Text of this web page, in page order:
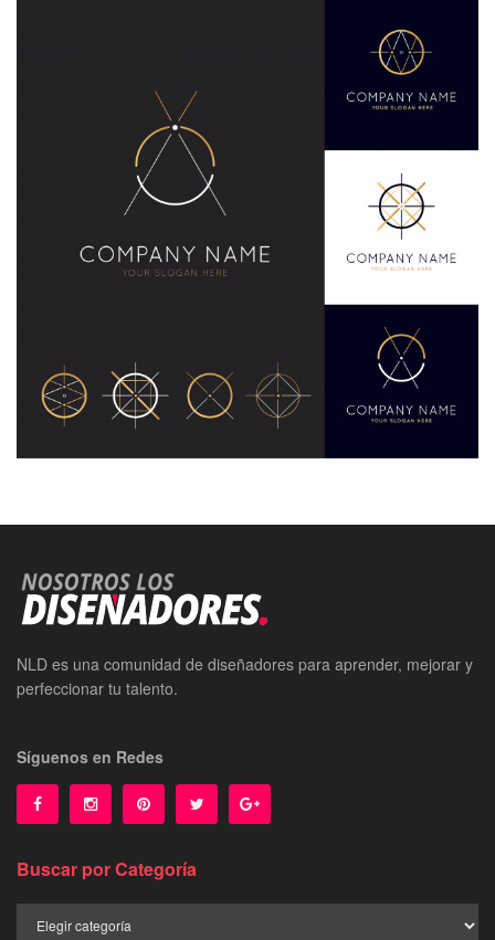
NLD es una comunidad de diseñadores para aprender, mejorar y
perfeccionar tu talento.
Síguenos en Redes
Buscar por Categoría